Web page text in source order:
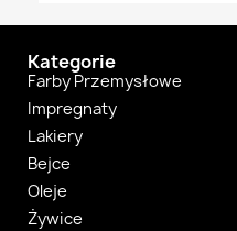
Kategorie
Farby Przemysłowe
Impregnaty
Lakiery
Bejce
Oleje
Żywice